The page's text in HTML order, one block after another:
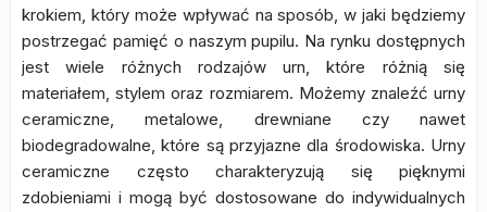
krokiem, który może wpływać na sposób, w jaki będziemy
postrzegać pamięć o naszym pupilu. Na rynku dostępnych
jest wiele różnych rodzajów urn, które różnią się
materiałem, stylem oraz rozmiarem. Możemy znaleźć urny
ceramiczne, metalowe, drewniane czy nawet
biodegradowalne, które są przyjazne dla środowiska. Urny
ceramiczne często charakteryzują się pięknymi
zdobieniami i mogą być dostosowane do indywidualnych